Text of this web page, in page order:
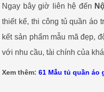
Ngay bây giờ liên hệ đến
thiết kế, thi công tủ quần áo
kết sản phẩm mẫu mã đẹp,
với nhu cầu, tài chính của
Xem thêm:61 Mẫu tủ quần áo